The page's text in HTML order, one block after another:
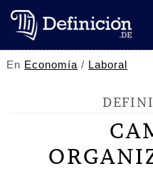
En Economía / Laboral